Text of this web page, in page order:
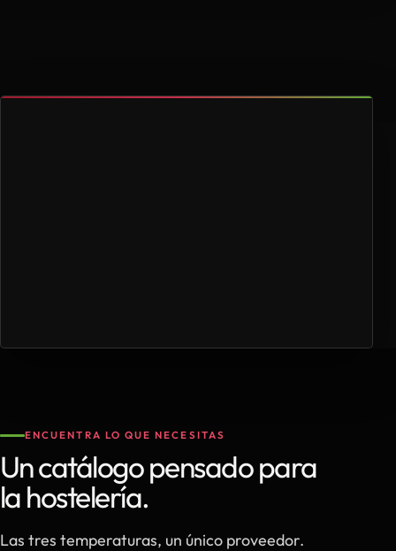
ENCUENTRA LO QUE NECESITAS
Un catálogo pensado para
la hostelería.
Las tres temperaturas, un único proveedor.